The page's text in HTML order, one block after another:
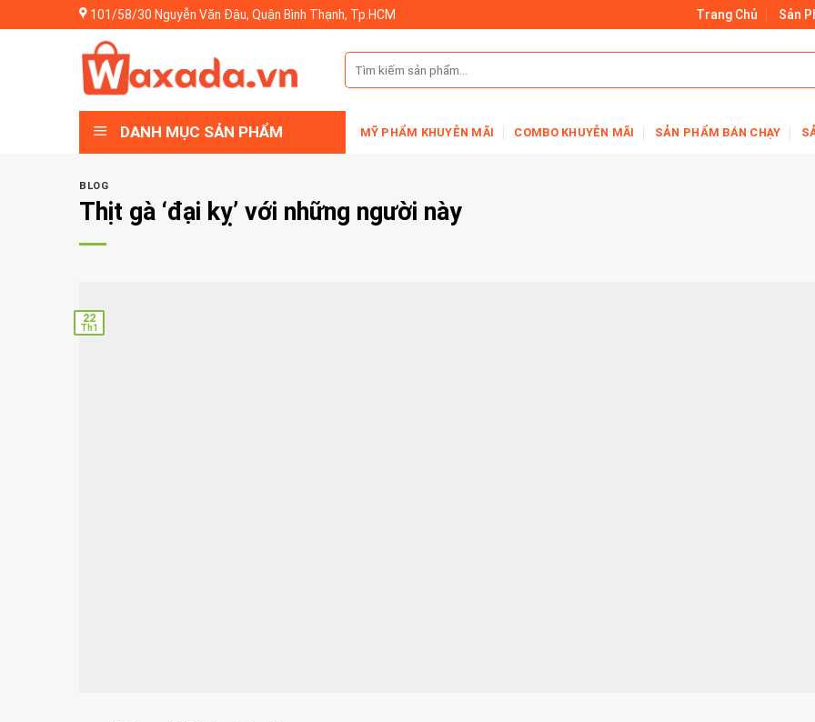
to
101/58/30 Nguyễn Văn Đậu, Quận Bình Thạnh, Tp.HCM Trang Chủ Sản
Tìm
kiếm:
DANH MỤC SẢN PHẨM MỸ PHẨM KHUYỄN MÃI COMBO KHUYỄN MÃI SẢN PHẨM BÁN CHẠY
BLOG
Thịt gà ‘đại kỵ’ với những người này
22
Th1